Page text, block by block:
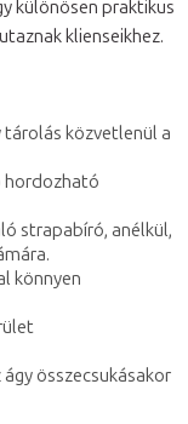
különösen praktikus
klienseikhez.
tárolás közvetlenül a
hordozható
strapabíró, anélkül,
könnyen
összecsukásakor